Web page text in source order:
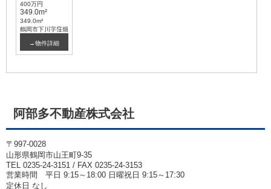
400万円
349.0m²
349.0m²
鶴岡市下川字窪畑
→物件詳細
阿部多不動産株式会社
〒997-0028
山形県鶴岡市山王町9-35
TEL 0235-24-3151 / FAX 0235-24-3153
営業時間 平日 9:15～18:00 日曜祝日 9:15～17:30
定休日 なし